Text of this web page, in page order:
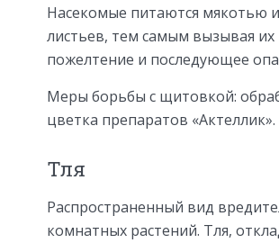
Насекомые питаются мякотью
листьев, тем самым вызывая их
пожелтение и последующее
Меры борьбы с щитовкой:
цветка препаратов «Актеллик».
Тля
Распространенный вид
комнатных растений. Тля,